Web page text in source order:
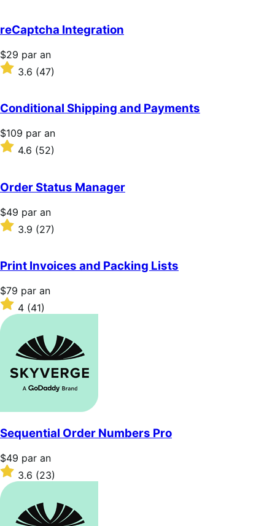
5 étoiles
reCaptcha Integration
Prix
$29
par
$29 par an
Noté
3.6
5 étoiles
3.6 (47)
Conditional Shipping and Payments
Prix
$109
$109 par an
Noté
5 étoiles
4.6 (52)
Order Status Manager
Prix
$49
par
$49 par an
Noté
3.9
5 étoiles
3.9 (27)
Print Invoices and Packing Lists
Prix
$79
par
an
$79 par an
Noté
sur
5 étoiles
4 (41)
Sequential Order Numbers Pro
Prix
$49
par
an
$49 par an
Noté
3.6
sur
5 étoiles
3.6 (23)